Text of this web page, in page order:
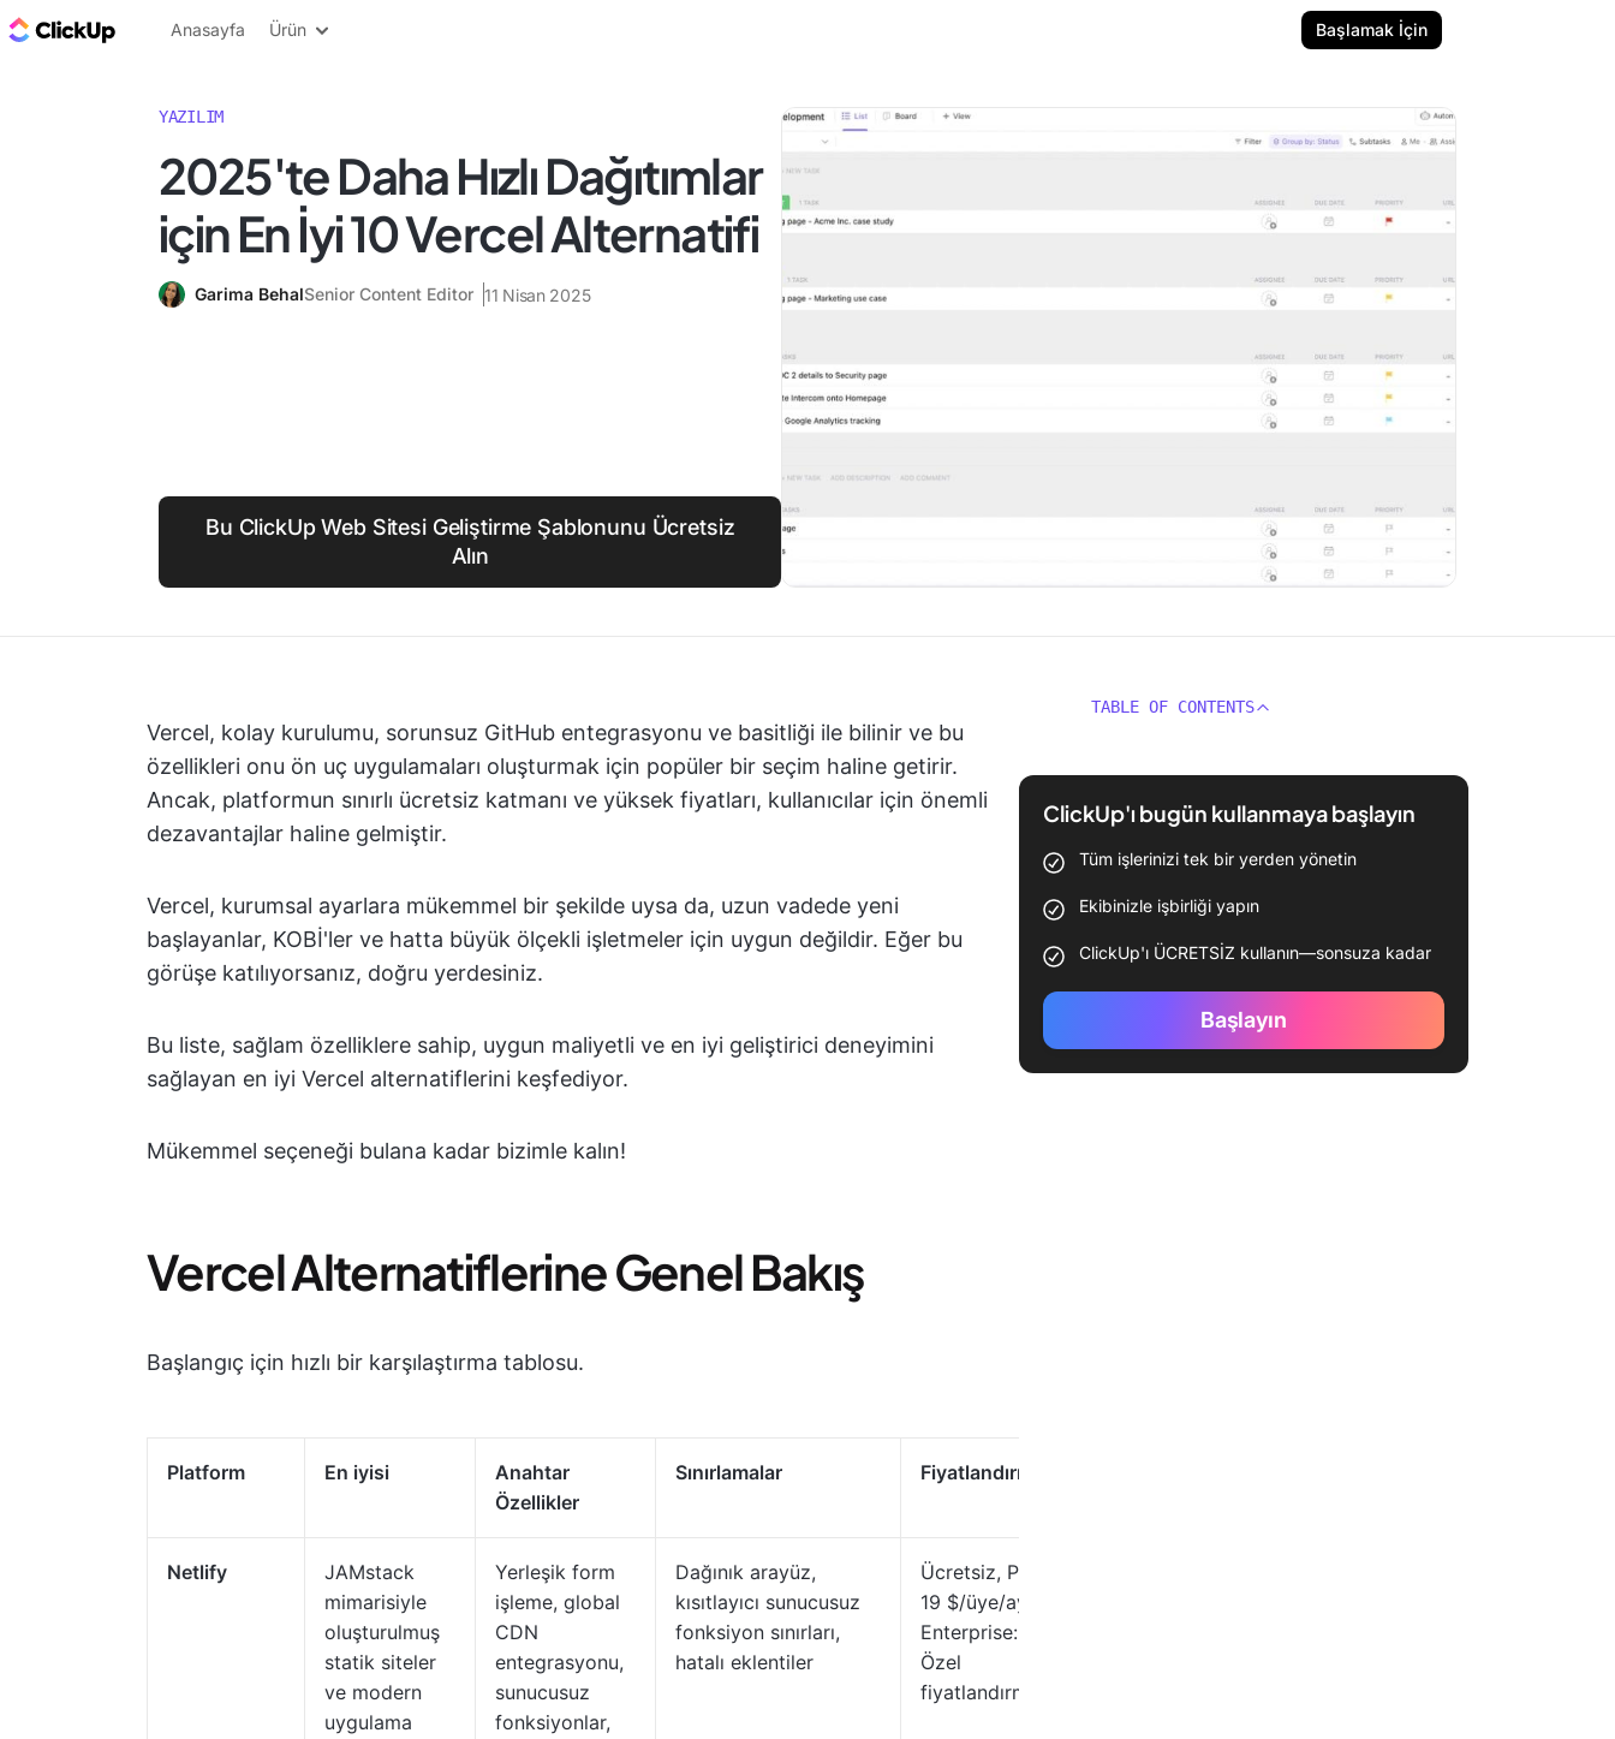
ClickUp Blog
Anasayfa Ürün Başlamak İçin
YAZILIM
2025'te Daha Hızlı Dağıtımlar
için En İyi 10 Vercel Alternatifi
Garima BehalSenior Content Editor 11 Nisan 2025
Bu ClickUp Web Sitesi Geliştirme Şablonunu Ücretsiz
Alın
Vercel, kolay kurulumu, sorunsuz GitHub entegrasyonu ve basitliği ile bilinir ve bu
özellikleri onu ön uç uygulamaları oluşturmak için popüler bir seçim haline getirir.
Ancak, platformun sınırlı ücretsiz katmanı ve yüksek fiyatları, kullanıcılar için önemli
dezavantajlar haline gelmiştir.
Vercel, kurumsal ayarlara mükemmel bir şekilde uysa da, uzun vadede yeni
başlayanlar, KOBİ'ler ve hatta büyük ölçekli işletmeler için uygun değildir. Eğer bu
görüşe katılıyorsanız, doğru yerdesiniz.
Bu liste, sağlam özelliklere sahip, uygun maliyetli ve en iyi geliştirici deneyimini
sağlayan en iyi Vercel alternatiflerini keşfediyor.
Mükemmel seçeneği bulana kadar bizimle kalın!
Vercel Alternatiflerine Genel Bakış
Başlangıç için hızlı bir karşılaştırma tablosu.
Platform En iyisi
Anahtar
Özellikler
Sınırlamalar Fiyatlandırma
Netlify
JAMstack
mimarisiyle
oluşturulmuş
statik siteler
ve modern
uygulama
Yerleşik form
işleme, global
CDN
entegrasyonu,
sunucusuz
fonksiyonlar,
Dağınık arayüz,
kısıtlayıcı sunucusuz
fonksiyon sınırları,
hatalı eklentiler
Ücretsiz, Pro:
19 $/üye/ay,
Enterprise:
Özel
fiyatlandırma
TABLE OF CONTENTS
ClickUp'ı bugün kullanmaya başlayın
Tüm işlerinizi tek bir yerden yönetin
Ekibinizle işbirliği yapın
ClickUp'ı ÜCRETSİZ kullanın—sonsuza kadar
Başlayın